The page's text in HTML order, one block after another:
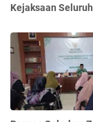
Kejaksaan